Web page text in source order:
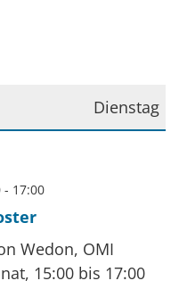
Dienstag
- 17:00
Wedon, OMI
15:00 bis 17:00